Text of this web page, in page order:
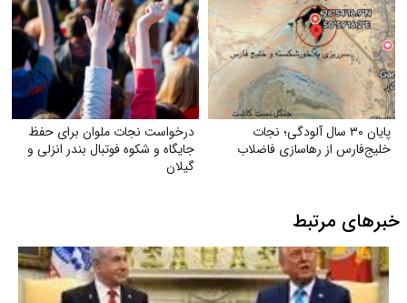
پایان ۳۰ سال آلودگی؛ نجات
خلیج‌فارس از رهاسازی فاضلاب
درخواست نجات ملوان برای حفظ
جایگاه و شکوه فوتبال بندر انزلی و
گیلان
خبرهای مرتبط